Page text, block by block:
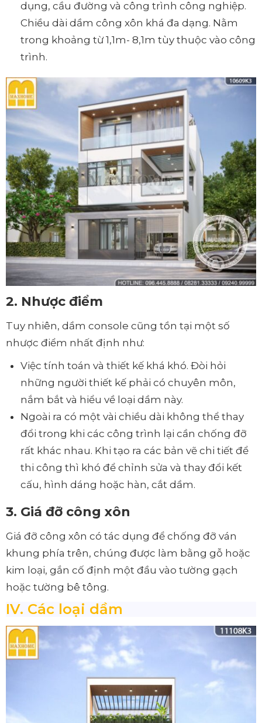
dụng, cầu đường và công trình công nghiệp.
Chiều dài dầm công xôn khá đa dạng. Nằm
trong khoảng từ 1,1m- 8,1m tùy thuộc vào công
trình.
2. Nhược điểm
Tuy nhiên, dầm console cũng tồn tại một số
nhược điểm nhất định như:
Việc tính toán và thiết kế khá khó. Đòi hỏi
những người thiết kế phải có chuyên môn,
nắm bắt và hiểu về loại dầm này.
Ngoài ra có một vài chiều dài không thể thay
đổi trong khi các công trình lại cần chống đỡ
rất khác nhau. Khi tạo ra các bản vẽ chi tiết để
thi công thì khó để chỉnh sửa và thay đổi kết
cấu, hình dáng hoặc hàn, cắt dầm.
3. Giá đỡ công xôn
Giá đỡ công xôn có tác dụng để chống đỡ ván
khung phía trên, chúng được làm bằng gỗ hoặc
kim loại, gắn cố định một đầu vào tường gạch
hoặc tường bê tông.
IV. Các loại dầm